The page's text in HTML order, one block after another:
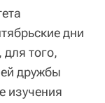
дни
того,
дружбы
изучения